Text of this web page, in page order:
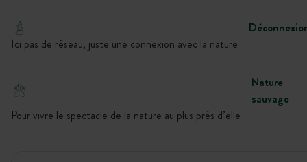
Ici pas de réseau, juste une connexion avec la nature
Nature
sauvage
Pour vivre le spectacle de la nature au plus près d’elle